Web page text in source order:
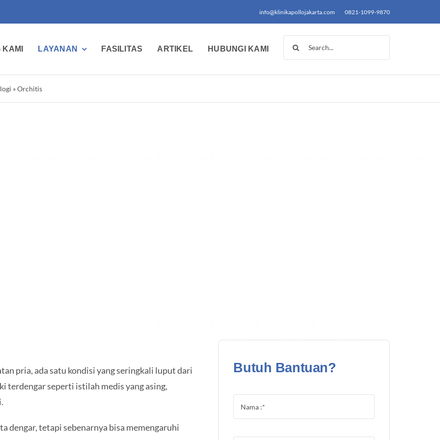
info@klinikapollojakarta.com 0821-1099-9870
LAYANAN FASILITAS ARTIKEL HUBUNGI KAMI
»Orchitis
pria, ada satu kondisi yang seringkali luput dari
terdengar seperti istilah medis yang asing,
dengar, tetapi sebenarnya bisa memengaruhi
Butuh Bantuan?